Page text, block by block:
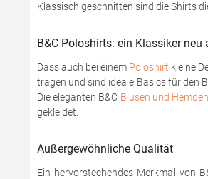
Klassisch geschnitten sind die Shirts
B&C Poloshirts: ein Klassiker neu
Dass auch bei einem Poloshirt kleine
tragen und sind ideale Basics für den
Die eleganten B&C Blusen und Hemden
gekleidet.
Außergewöhnliche Qualität
Ein hervorstechendes Merkmal von